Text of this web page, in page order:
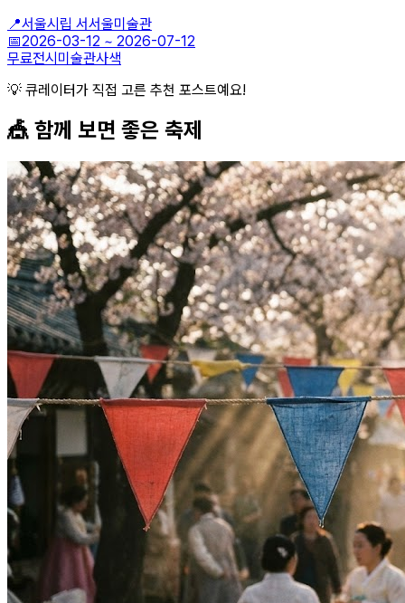
📍서울시립 서서울미술관
📅2026-03-12 ~ 2026-07-12
무료전시 미술관사색
💡 큐레이터가 직접 고른 추천 포스트예요!
🎪 함께 보면 좋은 축제